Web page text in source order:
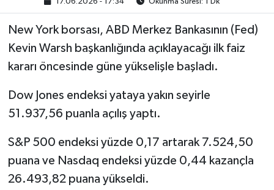
17.06.2026 - 17:34 Okunma Süresi: 1 Dk
New York borsası, ABD Merkez Bankasının (Fed)
Kevin Warsh başkanlığında açıklayacağı ilk faiz
kararı öncesinde güne yükselişle başladı.
Dow Jones endeksi yataya yakın seyirle
51.937,56 puanla açılış yaptı.
S&P 500 endeksi yüzde 0,17 artarak 7.524,50
puana ve Nasdaq endeksi yüzde 0,44 kazançla
26.493,82 puana yükseldi.
Kiripto Para Piyasası
Gizlilik Sözleşmesi
Hakkımızda
İletişim